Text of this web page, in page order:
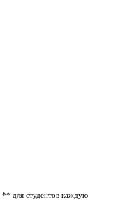
** для студентов каждую